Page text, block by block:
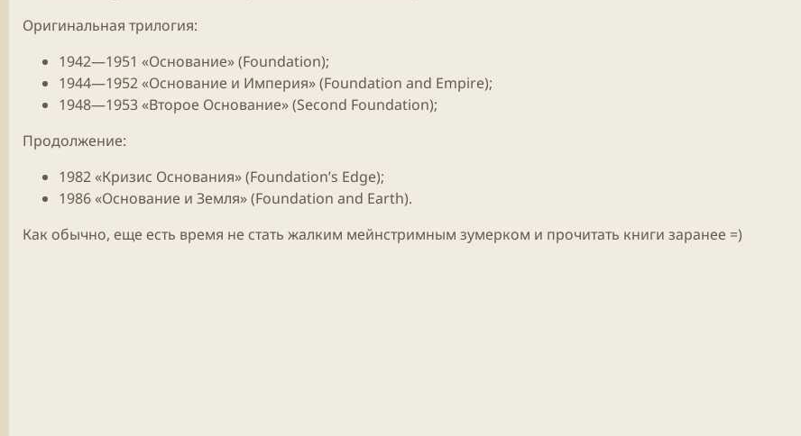
Оригинальная трилогия:
1942—1951 «Основание» (Foundation);
1944—1952 «Основание и Империя» (Foundation and Empire);
1948—1953 «Второе Основание» (Second Foundation);
Продолжение:
1982 «Кризис Основания» (Foundation’s Edge);
1986 «Основание и Земля» (Foundation and Earth).
Как обычно, еще есть время не стать жалким мейнстримным зумерком и прочитать книги заранее =)